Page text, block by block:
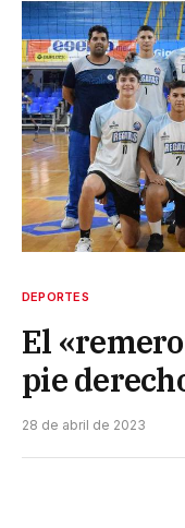
DEPORTES
El
pie
28 de abril de 2023